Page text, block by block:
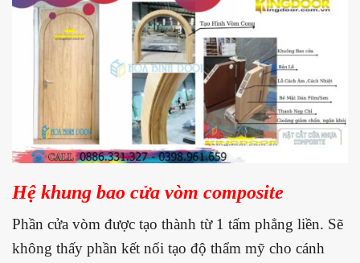
Hệ khung bao cửa vòm composite
Phần cửa vòm được tạo thành từ 1 tấm phẳng liền. Sẽ
không thấy phần kết nối tạo độ thẩm mỹ cho cánh